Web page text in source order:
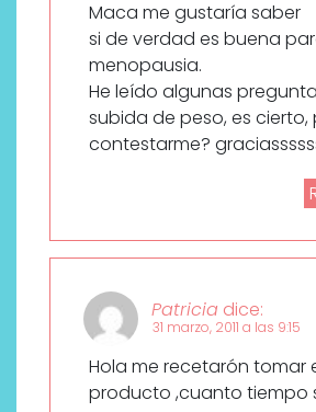
Maca me gustaría saber
si de verdad es buena
menopausia.
He leído algunas
subida de peso, es
contestarme?
Patricia dice:
31 marzo, 2011 a las 9:15
Hola me recetarón tomar
producto ,cuanto tiempo